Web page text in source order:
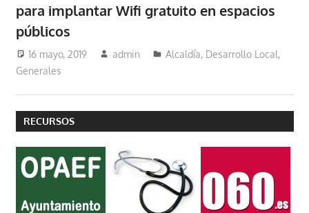
para implantar Wifi gratuito en espacios
públicos
16 mayo, 2019 admin Alcaldía, Desarrollo Local,
Generales
RECURSOS